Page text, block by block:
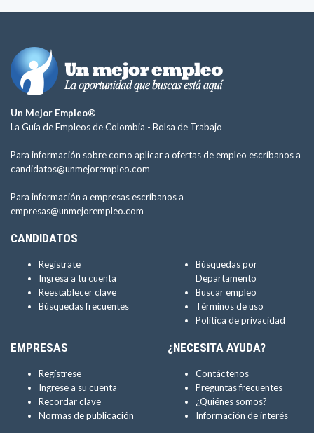
Un Mejor Empleo®
La Guía de Empleos de Colombia - Bolsa de Trabajo
Para información sobre como aplicar a ofertas de empleo escríbanos a
candidatos@unmejorempleo.com
Para información a empresas escríbanos a
empresas@unmejorempleo.com
CANDIDATOS
Regístrate
Ingresa a tu cuenta
Reestablecer clave
Búsquedas frecuentes
Búsquedas por
Departamento
Buscar empleo
Términos de uso
Política de privacidad
EMPRESAS
Regístrese
Ingrese a su cuenta
Recordar clave
Normas de publicación
¿NECESITA AYUDA?
Contáctenos
Preguntas frecuentes
¿Quiénes somos?
Información de interés